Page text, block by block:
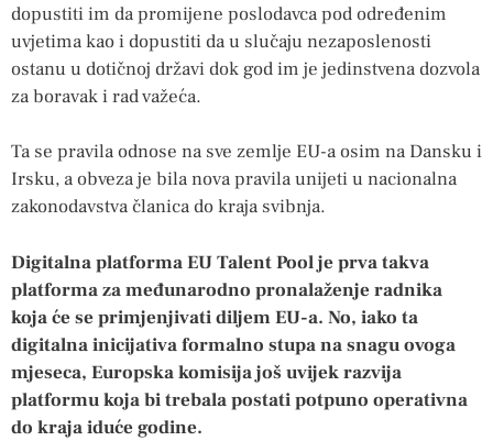
dopustiti im da promijene poslodavca pod određenim
uvjetima kao i dopustiti da u slučaju nezaposlenosti
ostanu u dotičnoj državi dok god im je jedinstvena dozvola
za boravak i rad važeća.
Ta se pravila odnose na sve zemlje EU-a osim na Dansku i
Irsku, a obveza je bila nova pravila unijeti u nacionalna
zakonodavstva članica do kraja svibnja.
Digitalna platforma EU Talent Pool je prva takva
platforma za međunarodno pronalaženje radnika
koja će se primjenjivati diljem EU-a. No, iako ta
digitalna inicijativa formalno stupa na snagu ovoga
mjeseca, Europska komisija još uvijek razvija
platformu koja bi trebala postati potpuno operativna
do kraja iduće godine.